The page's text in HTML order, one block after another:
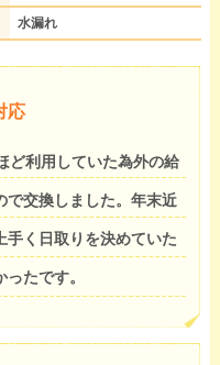
水漏れ
応
ど利用していた為外の給
で交換しました。年末近
手く日取りを決めていた
たです。